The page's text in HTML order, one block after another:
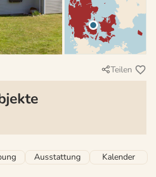
Teilen
Ausstattung Kalender